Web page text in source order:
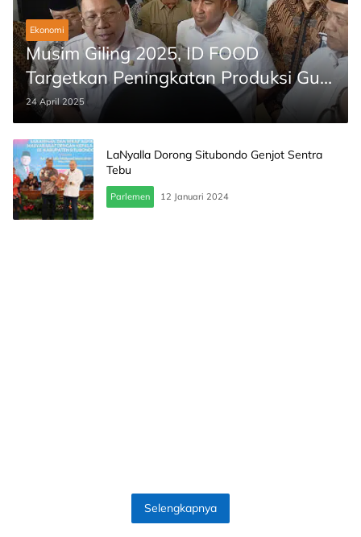
Ekonomi
Musim Giling 2025, ID FOOD
Targetkan Peningkatan Produksi Gula
dan Penyerapan Tebu Petani
24 April 2025
LaNyalla Dorong Situbondo Genjot Sentra
Tebu
Parlemen 12 Januari 2024
Selengkapnya